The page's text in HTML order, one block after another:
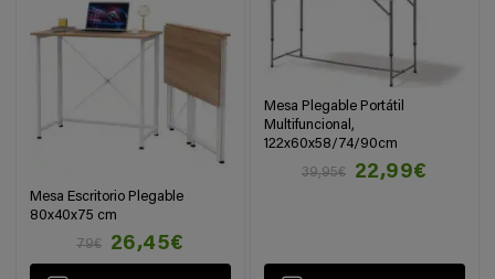
Mesa Escritorio Plegable
80x40x75 cm
79€
26,45€
Mesa Plegable Portátil
Multifuncional,
122x60x58/74/90cm
39,95€
22,99€